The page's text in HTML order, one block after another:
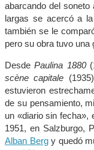
abarcando del
largas se acercó a
también se le
pero su obra tuvo una
DesdePaulina 1880
scène capitale
estuvieron
de su pensamiento,
un «diario sin fecha»,
1951, en Salzburgo,
Alban Bergy quedó